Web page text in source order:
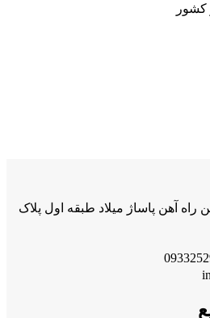
خیابان 22 بهمن راه آهن پاساژ میلاد طبقه اول پلاک